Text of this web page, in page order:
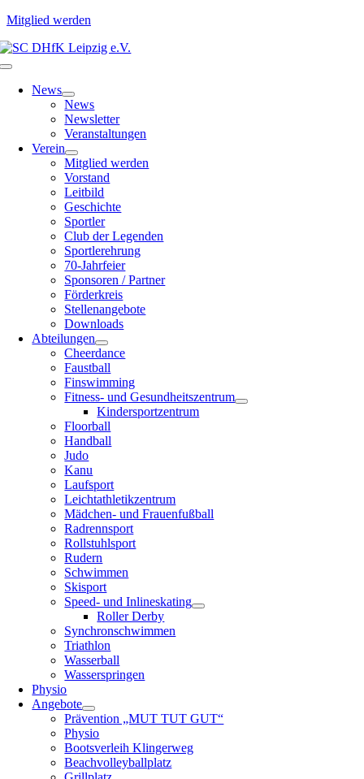
Mitglied werden
Zum
Inhalt
Toggle
NavigationNews
News
Newsletter
Veranstaltungen
Verein
Mitglied werden
Vorstand
Leitbild
Geschichte
Sportler
Club der Legenden
Sportlerehrung
70-Jahrfeier
Sponsoren / Partner
Förderkreis
Stellenangebote
Downloads
Abteilungen
Cheerdance
Faustball
Finswimming
Fitness- und Gesundheitszentrum
Kindersportzentrum
Floorball
Handball
Judo
Kanu
Laufsport
Leichtathletikzentrum
Mädchen- und Frauenfußball
Radrennsport
Rollstuhlsport
Rudern
Schwimmen
Skisport
Speed- und Inlineskating
Roller Derby
Synchronschwimmen
Triathlon
Wasserball
Wasserspringen
Physio
Angebote
Prävention „MUT TUT GUT“
Physio
Bootsverleih Klingerweg
Beachvolleyballplatz